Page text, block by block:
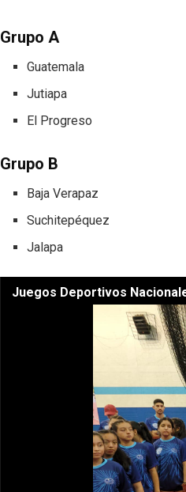
Grupo A
Guatemala
Jutiapa
El Progreso
Grupo B
Baja Verapaz
Suchitepéquez
Jalapa
Juegos Deportivos